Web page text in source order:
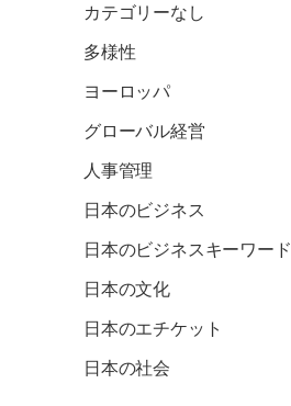
カテゴリーなし
多様性
ヨーロッパ
グローバル経営
人事管理
日本のビジネス
日本のビジネスキーワード
日本の文化
日本のエチケット
日本の社会